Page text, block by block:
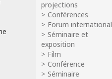
projections
Conférences
Forum international
Séminaire et
exposition
Film
Conférence
Séminaire